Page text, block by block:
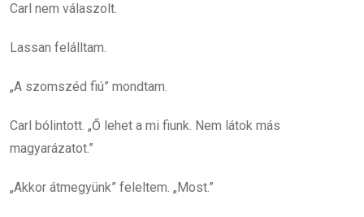
Carl nem válaszolt.
Lassan felálltam.
„A szomszéd fiú” mondtam.
Carl bólintott. „Ő lehet a mi fiunk. Nem látok más
magyarázatot.”
„Akkor átmegyünk” feleltem. „Most.”